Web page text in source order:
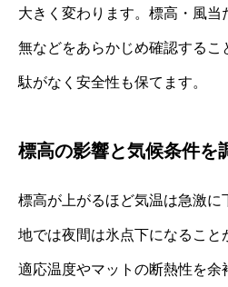
大きく変わります。標高・風
無などをあらかじめ確認するこ
駄がなく安全性も保てます。
標高の影響と気候条件を
標高が上がるほど気温は急激に
地では夜間は氷点下になること
適応温度やマットの断熱性を余